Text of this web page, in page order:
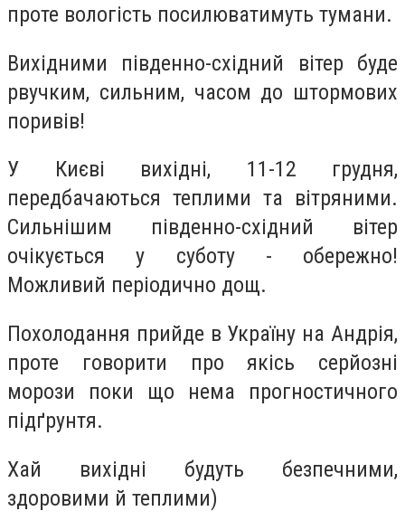
проте вологість посилюватимуть тумани.
Вихідними південно-східний вітер буде
рвучким, сильним, часом до штормових
поривів!
У Києві вихідні, 11-12 грудня,
передбачаються теплими та вітряними.
Сильнішим південно-східний вітер
очікується у суботу - обережно!
Можливий періодично дощ.
Похолодання прийде в Україну на Андрія,
проте говорити про якісь серйозні
морози поки що нема прогностичного
підґрунтя.
Хай вихідні будуть безпечними,
здоровими й теплими)